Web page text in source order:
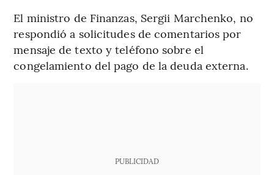
El ministro de Finanzas, Sergii Marchenko, no
respondió a solicitudes de comentarios por
mensaje de texto y teléfono sobre el
congelamiento del pago de la deuda externa.
PUBLICIDAD